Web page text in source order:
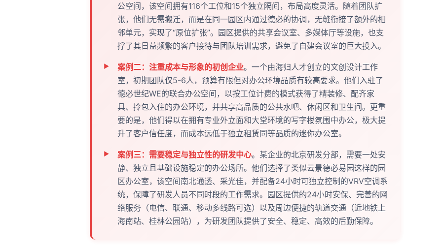
公空间，该空间拥有116个工位和15个独立隔间，布局高度灵活。随着团队扩
张，他们无需搬迁，而是在同一园区内通过德必的协调，无缝衔接了额外的相
邻单元，实现了“原位扩张”。园区提供的共享会议室、多媒体厅等设施，也支
撑了其日益频繁的客户接待与团队培训需求，避免了自建会议室的巨大投入。
案例二：注重成本与形象的初创企业。一个由海归人才创立的文创设计工作
室，初期团队仅5-6人，预算有限但对办公环境品质有较高要求。他们入驻了
德必世纪WE的联合办公空间，以按工位计费的模式获得了精装修、配齐家
具、拎包入住的办公环境，并共享高品质的公共水吧、休闲区和卫生间。更重
要的是，他们得以在拥有专业外立面和大堂环境的写字楼氛围中办公，极大提
升了客户信任度，而成本远低于独立租赁同等品质的迷你办公室。
案例三：需要稳定与独立性的研发中心。某企业的北京研发分部，需要一处安
静、独立且基础设施稳定的办公场所。他们选择了类似云景德必易园这样的园
区办公室，该空间南北通透、采光佳，并配备24小时可独立控制的VRV空调系
统，保障了研发人员不同时段的工作需求。园区提供的24小时安保、完善的网
络服务（电信、联通、移动多线路可选）以及周边便捷的轨道交通（近地铁上
海南站、桂林公园站），为研发团队提供了安全、稳定、高效的后勤保障。